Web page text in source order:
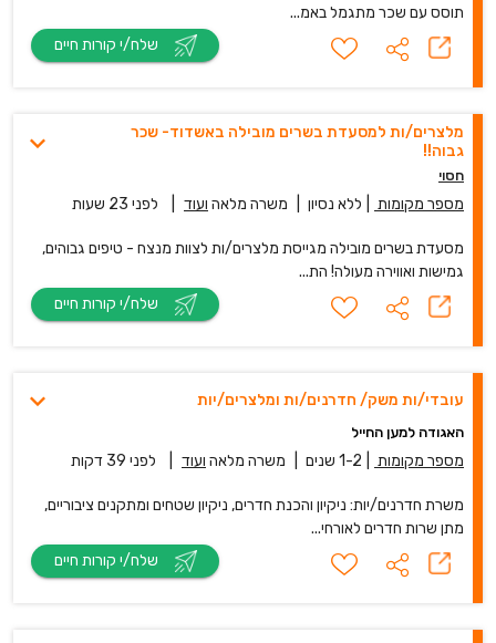
תוסס עם שכר מתגמל באמ...
מלצרים/ות למסעדת בשרים מובילה באשדוד- שכר
גבוה!!
חסוי
מספר מקומות ללא נסיון משרה מלאה ועוד לפני 23 שעות
מסעדת בשרים מובילה מגייסת מלצרים/ות לצוות מנצח - טיפים גבוהים,
גמישות ואווירה מעולה! הת...
עובדי/ות משק/ חדרנים/ות ומלצרים/יות
האגודה למען החייל
מספר מקומות 1-2 שנים משרה מלאה ועוד לפני 39 דקות
משרת חדרנים/יות: ניקיון והכנת חדרים, ניקיון שטחים ומתקנים ציבוריים,
מתן שרות חדרים לאורחי...